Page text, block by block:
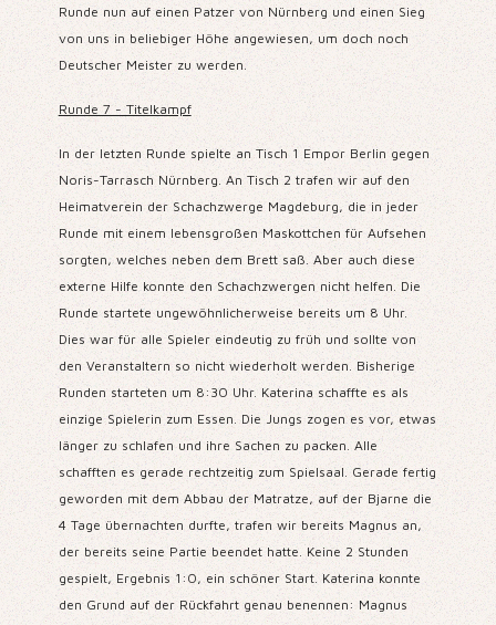
Runde nun auf einen Patzer von Nürnberg und einen Sieg
von uns in beliebiger Höhe angewiesen, um doch noch
Deutscher Meister zu werden.
Runde 7 - Titelkampf
In der letzten Runde spielte an Tisch 1 Empor Berlin gegen
Noris-Tarrasch Nürnberg. An Tisch 2 trafen wir auf den
Heimatverein der Schachzwerge Magdeburg, die in jeder
Runde mit einem lebensgroßen Maskottchen für Aufsehen
sorgten, welches neben dem Brett saß. Aber auch diese
externe Hilfe konnte den Schachzwergen nicht helfen. Die
Runde startete ungewöhnlicherweise bereits um 8 Uhr.
Dies war für alle Spieler eindeutig zu früh und sollte von
den Veranstaltern so nicht wiederholt werden. Bisherige
Runden starteten um 8:30 Uhr. Katerina schaffte es als
einzige Spielerin zum Essen. Die Jungs zogen es vor, etwas
länger zu schlafen und ihre Sachen zu packen. Alle
schafften es gerade rechtzeitig zum Spielsaal. Gerade fertig
geworden mit dem Abbau der Matratze, auf der Bjarne die
4 Tage übernachten durfte, trafen wir bereits Magnus an,
der bereits seine Partie beendet hatte. Keine 2 Stunden
gespielt, Ergebnis 1:0, ein schöner Start. Katerina konnte
den Grund auf der Rückfahrt genau benennen: Magnus